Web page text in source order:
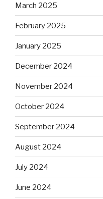
March 2025
February 2025
January 2025
December 2024
November 2024
October 2024
September 2024
August 2024
July 2024
June 2024